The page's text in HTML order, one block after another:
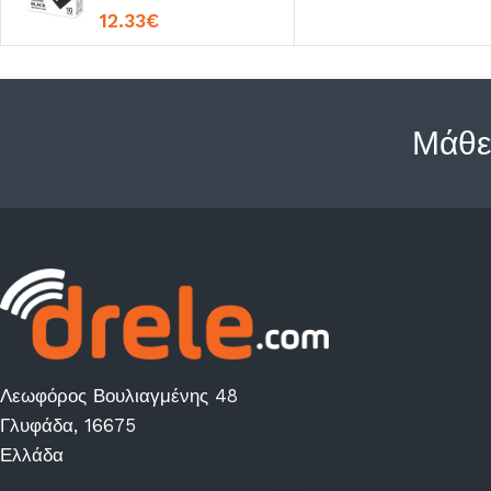
Exposures) Black
12.33€
Λεωφόρος Βουλιαγμένης 48
Γλυφάδα, 16675
Ελλάδα